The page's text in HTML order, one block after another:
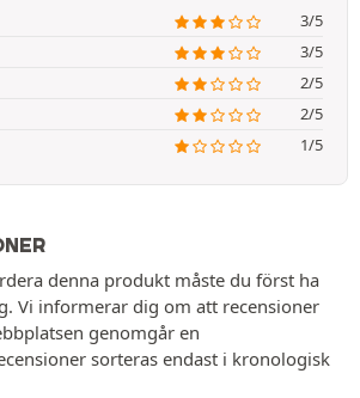
3/5
3/5
2/5
2/5
1/5
denna produkt måste du först ha
Vi informerar dig om att recensioner
genomgår en
sorteras endast i kronologisk